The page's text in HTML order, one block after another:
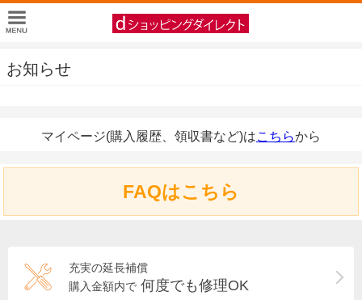
お知らせ
マイページ(購入履歴、領収書など)はこちらから
FAQはこちら
充実の延長補償
購入金額内で 何度でも修理OK